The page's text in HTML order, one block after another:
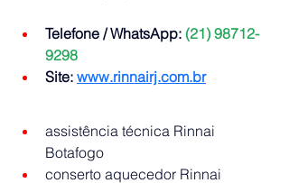
Telefone / WhatsApp: (21) 98712-
9298
Site: www.rinnairj.com.br
assistência técnica Rinnai
Botafogo
conserto aquecedor Rinnai